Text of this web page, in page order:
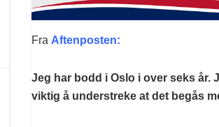
Fra Aftenposten:
Jeg har bodd i Oslo i over seks år.
viktig å understreke at det begås